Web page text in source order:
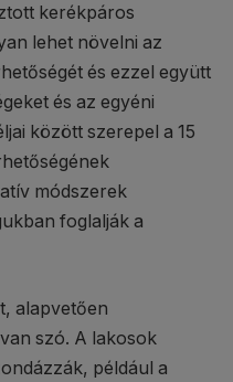
kerékpáros
lehet növelni az
és ezzel együtt
és az egyéni
között szerepel a 15
módszerek
foglalják a
alapvetően
szó. A lakosok
például a